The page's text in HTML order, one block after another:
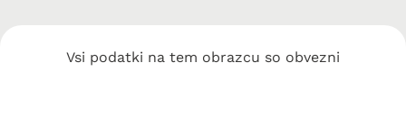
Vsi podatki na tem obrazcu so obvezni